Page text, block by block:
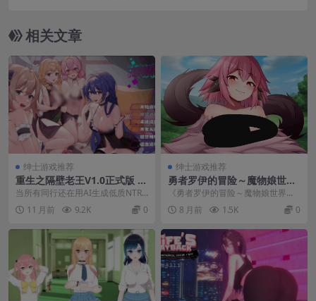
相关文章
绅士游戏推荐
重生之隔壁老王V1.0正式版 全
动态官中+无码补丁 2025年4
月更新
当所有同行还在用AI生成低质NTR
剧情时，《重生之隔壁老王》用电
影级分镜与心理学...
11 月前 9.2K 0
绅士游戏推荐
勇者罗伊的冒险～魔物娘世界
挑战 勇者ロイの冒険～もんす
たーむすめに犯されるボク –
PC RPG 汉化版
《勇者罗伊的冒险～魔物娘世界挑
战》（日文原名：勇者ロイの冒険
～もんすたーむすめに...
8 月前 1.5K 0